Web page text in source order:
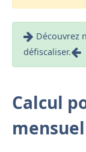
Découvrez
défiscaliser.
Calcul